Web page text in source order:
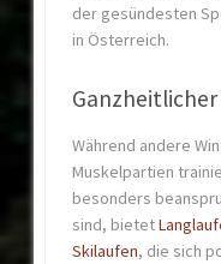
der gesündesten
in Österreich.
Während andere
Muskelpartien
besonders
sind, bietet
Skilaufen, die sich